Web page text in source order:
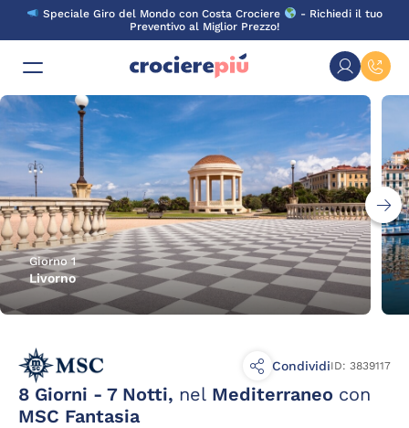
Skip
content
Speciale Giro del Mondo con Costa Crociere
- Richiedi il tuo
Preventivo al Miglior Prezzo!
Giorno 1
Livorno
8 Giorni - 7 Notti, nel Mediterraneo con
MSC Fantasia
CondividiID: 3839117